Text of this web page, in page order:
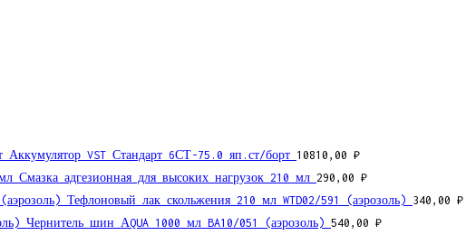
Аккумулятор VST Стандарт 6СТ-75.0 яп.ст/борт 10810,00 ₽
Смазка адгезионная для высоких нагрузок 210 мл 290,00 ₽
Тефлоновый лак скольжения 210 мл WTD02/591 (аэрозоль) 340,00 ₽
Чернитель шин АQUA 1000 мл BA10/051 (аэрозоль) 540,00 ₽